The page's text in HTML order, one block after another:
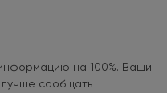
на 100%. Ваши
сообщать